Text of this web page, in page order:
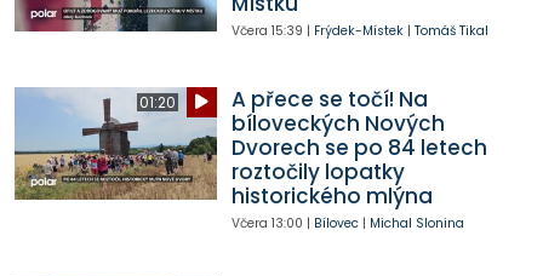
Včera 15:39 | Frýdek-Místek| Tomáš Tikal
01:20
A přece se točí! Na
bíloveckých Nových
Dvorech se po 84 letech
roztočily lopatky
historického mlýna
Včera 13:00 | Bílovec| Michal Slonina